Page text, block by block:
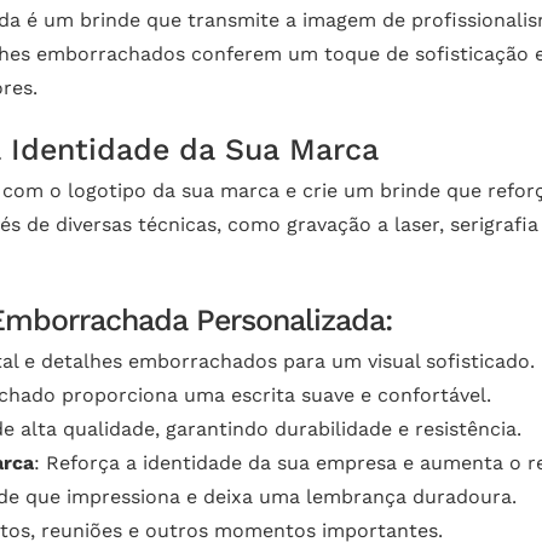
é um brinde que transmite a imagem de
emborrachados conferem um toque de sofisticação
da Sua Marca
o logotipo da sua marca e crie um brinde que
de diversas técnicas, como gravação a laser,
Personalizada:
e detalhes emborrachados para um visual sofisticado.
proporciona uma escrita suave e confortável.
alta qualidade, garantindo durabilidade e resistência.
: Reforça a identidade da sua empresa e aumenta o
que impressiona e deixa uma lembrança duradoura.
reuniões e outros momentos importantes.